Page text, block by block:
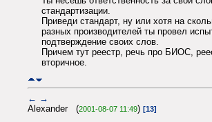
стандартизации.
Приведи стандарт, ну или хотя на
разных производителей ты провел
подтверждение своих слов.
Причем тут реестр, речь про БИОС,
вторичное.
← →
Alexander (2001-08-07 11:49) [13]